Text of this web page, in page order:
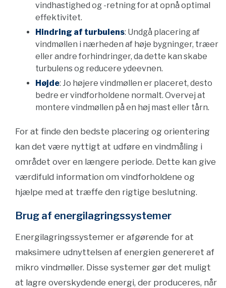
vindhastighed og -retning for at opnå optimal
effektivitet.
Hindring af turbulens: Undgå placering af
vindmøllen i nærheden af høje bygninger, træer
eller andre forhindringer, da dette kan skabe
turbulens og reducere ydeevnen.
Højde: Jo højere vindmøllen er placeret, desto
bedre er vindforholdene normalt. Overvej at
montere vindmøllen på en høj mast eller tårn.
For at finde den bedste placering og orientering
kan det være nyttigt at udføre en vindmåling i
området over en længere periode. Dette kan give
værdifuld information om vindforholdene og
hjælpe med at træffe den rigtige beslutning.
Brug af energilagringssystemer
Energilagringssystemer er afgørende for at
maksimere udnyttelsen af ​​energien genereret af
mikro vindmøller. Disse systemer gør det muligt
at lagre overskydende energi, der produceres, når